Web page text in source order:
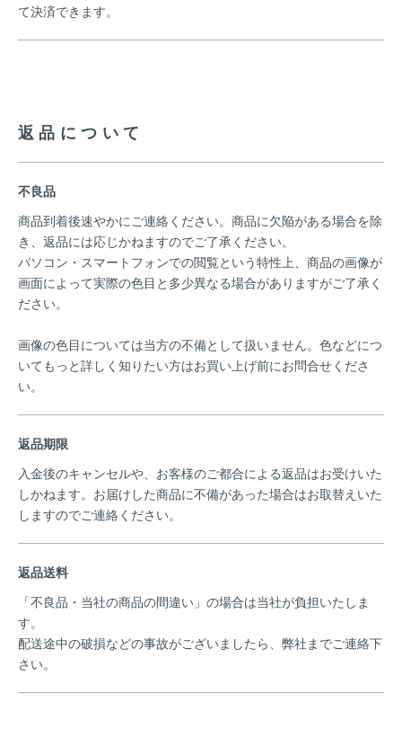
て決済できます。
返品について
不良品
商品到着後速やかにご連絡ください。商品に欠陥がある場合を除
き、返品には応じかねますのでご了承ください。
パソコン・スマートフォンでの閲覧という特性上、商品の画像が
画面によって実際の色目と多少異なる場合がありますがご了承く
ださい。
画像の色目については当方の不備として扱いません。色などにつ
いてもっと詳しく知りたい方はお買い上げ前にお問合せくださ
い。
返品期限
入金後のキャンセルや、お客様のご都合による返品はお受けいた
しかねます。お届けした商品に不備があった場合はお取替えいた
しますのでご連絡ください。
返品送料
「不良品・当社の商品の間違い」の場合は当社が負担いたしま
す。
配送途中の破損などの事故がございましたら、弊社までご連絡下
さい。